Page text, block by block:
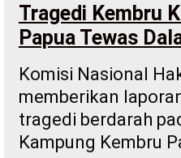
Tragedi Kembru
Papua Tewas
Komisi Nasional
memberikan
tragedi berdarah
Kampung Kembru